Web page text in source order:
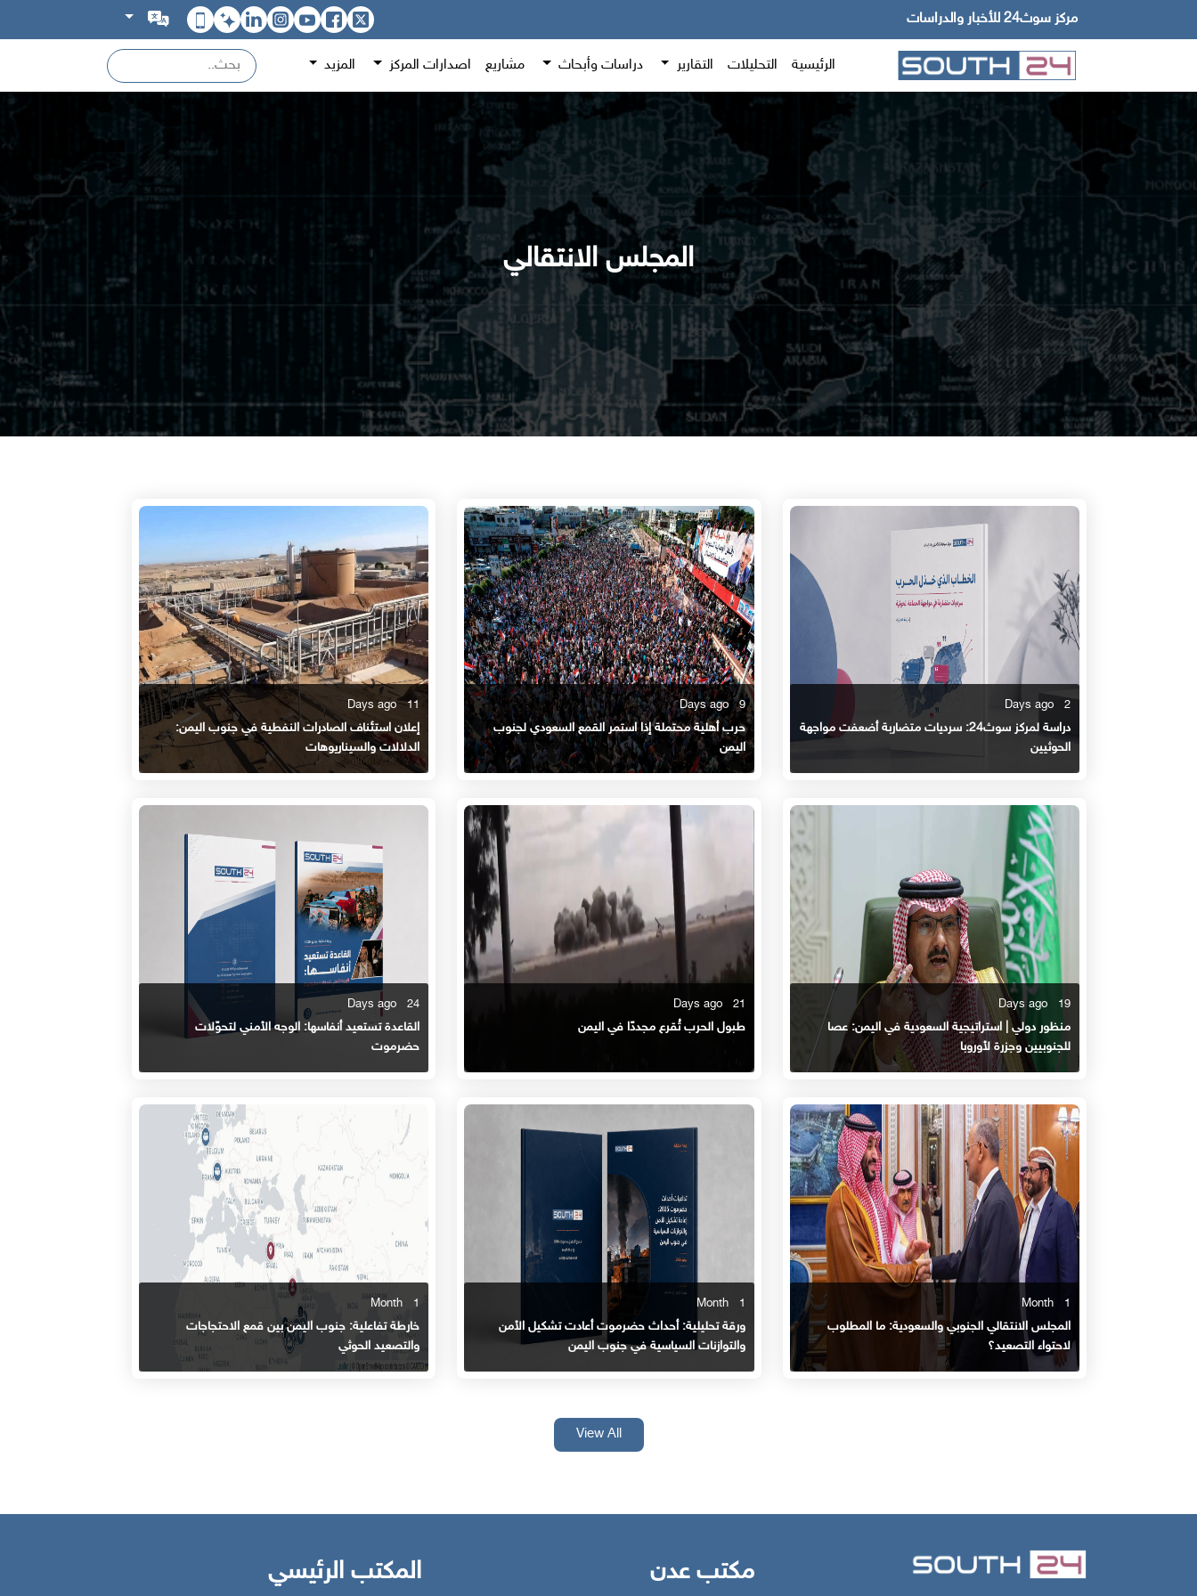
مركز سوث24 للأخبار والدراسات
الرئيسية التحليلات التقارير دراسات وأبحاث مشاريع اصدارات المركز المزيد
المجلس الانتقالي
2 Days ago
دراسة لمركز سوث24: سرديات متضاربة أضعفت مواجهة
الحوثيين
9 Days ago
حرب أهلية محتملة إذا استمر القمع السعودي لجنوب
اليمن
11 Days ago
إعلان استئناف الصادرات النفطية في جنوب اليمن:
الدلالات والسيناريوهات
19 Days ago
منظور دولي | استراتيجية السعودية في اليمن: عصا
للجنوبيين وجزرة لأوروبا
21 Days ago
طبول الحرب تُقرع مجددًا في اليمن
24 Days ago
القاعدة تستعيد أنفاسها: الوجه الأمني لتحوّلات
حضرموت
1 Month
المجلس الانتقالي الجنوبي والسعودية: ما المطلوب
لاحتواء التصعيد؟
1 Month
ورقة تحليلية: أحداث حضرموت أعادت تشكيل الأمن
والتوازنات السياسية في جنوب اليمن
1 Month
خارطة تفاعلية: جنوب اليمن بين قمع الاحتجاجات
والتصعيد الحوثي
View All
مكتب عدن المكتب الرئيسي